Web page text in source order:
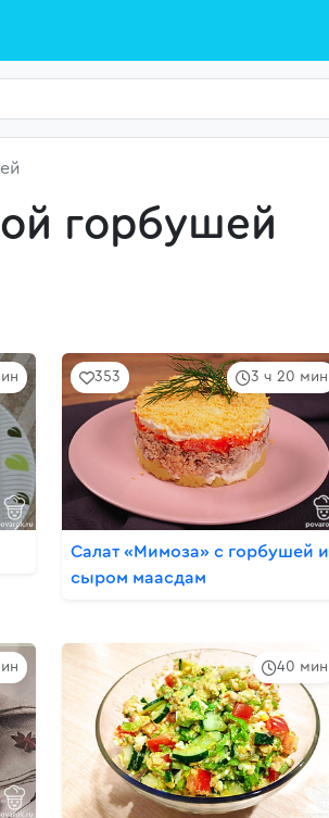
горбушей
3 ч 20 мин
353
Салат «Мимоза» с горбушей и
сыром маасдам
40 мин